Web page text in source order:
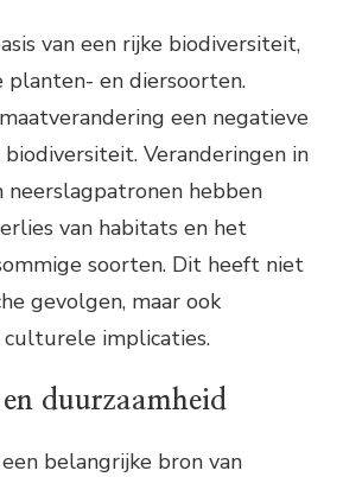
van een rijke biodiversiteit,
planten- en diersoorten.
een negatieve
Veranderingen in
hebben
van habitats en het
soorten. Dit heeft niet
gevolgen, maar ook
culturele implicaties.
duurzaamheid
belangrijke bron van